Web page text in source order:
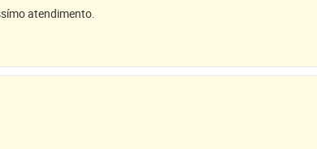
atendimento.